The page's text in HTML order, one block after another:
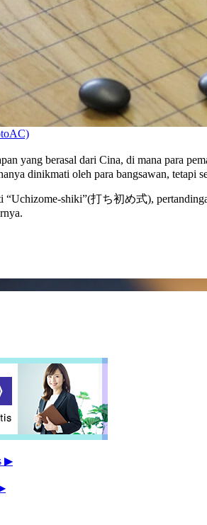
yang berasal dari Cina, di mana para
dinikmati oleh para bangsawan,
“Uchizome-shiki”(打ち初め式),
▶︎